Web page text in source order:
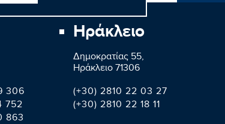
306
752
863
Ηράκλειο
Δημοκρατίας 55,
Ηράκλειο 71306
(+30) 2810 22 03 27
(+30) 2810 22 18 11